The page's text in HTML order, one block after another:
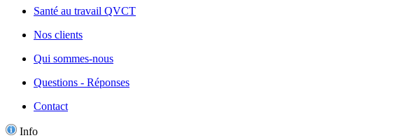
Santé au travail QVCT
Nos clients
Qui sommes-nous
Questions - Réponses
Contact
Info